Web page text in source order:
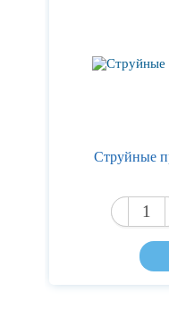
Струйные